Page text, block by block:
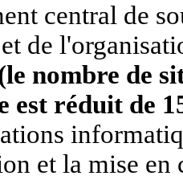
central de
de
nombre de
est réduit de
et la mise en